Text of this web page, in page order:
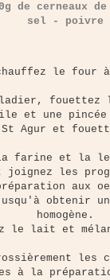
de cerneaux
sel - poivre
le four à
fouettez
et une pincée
Agur et
la farine et la
joignez les
aux
obtenir
homogène.
le lait et
les
à la